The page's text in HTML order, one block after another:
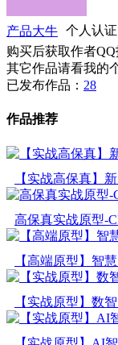
产品大牛
个人认证
购买后获取作者
其它作品请看我的
已发布作品： 28
作品推荐
【实战高保真】
高保真实战原型-
【高端原型】智
【实战原型】数